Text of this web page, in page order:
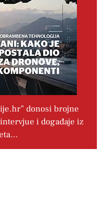
donosi brojne
i događaje iz